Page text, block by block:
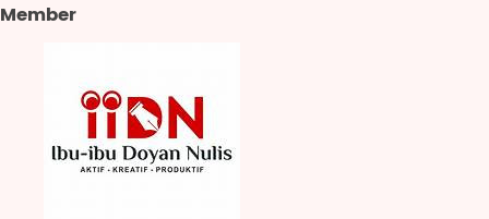
Member